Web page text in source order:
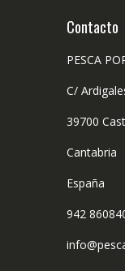
Contacto
PESCA
C/
39700
Cantabria
España
942